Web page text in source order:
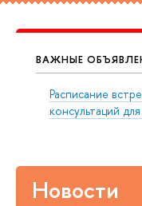
ВАЖНЫЕ
Расписание
консультаций
Новости